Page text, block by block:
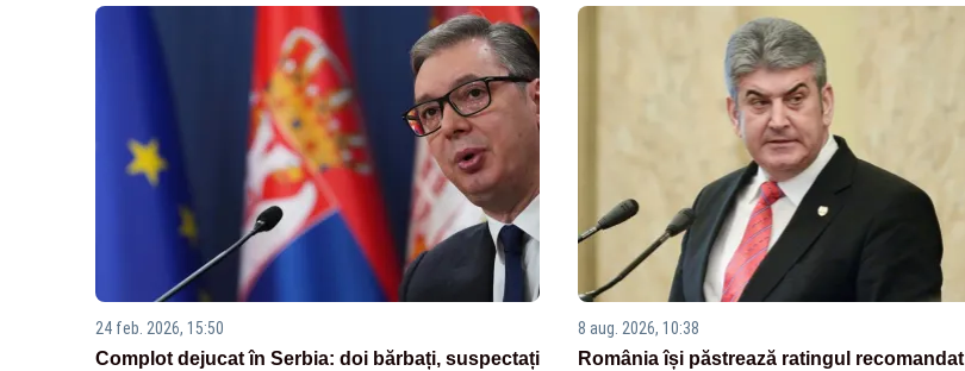
24 feb. 2026, 15:50
Complot dejucat în Serbia: doi bărbați, suspectați
8 aug. 2026, 10:38
România își păstrează ratingul recomandat